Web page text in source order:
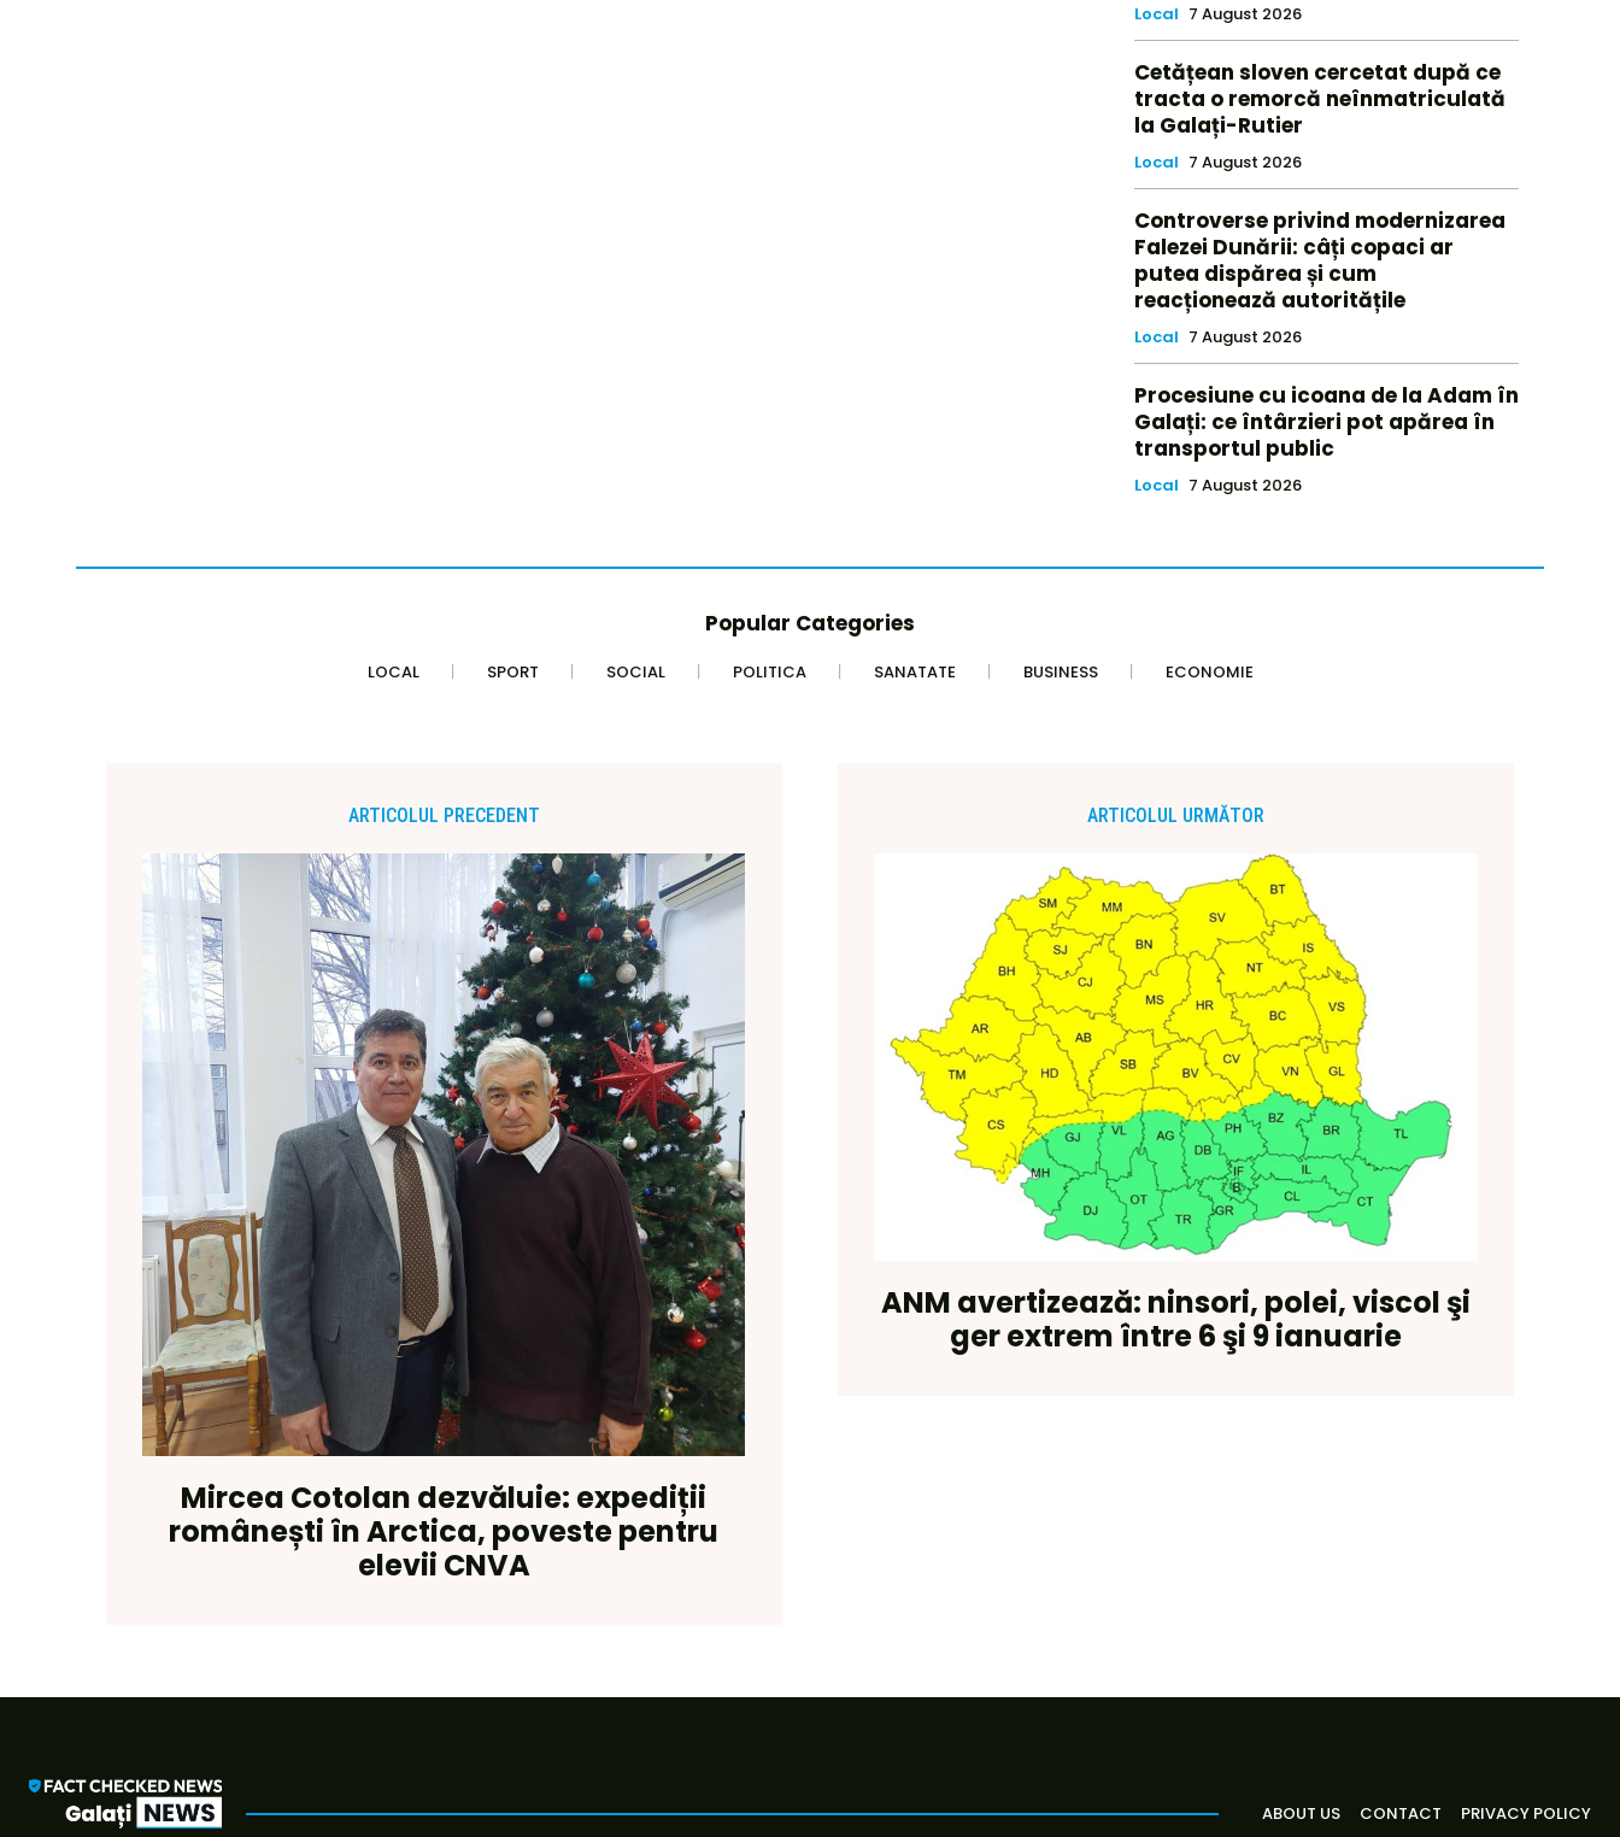
Local 7 August 2026
Cetățean sloven cercetat după ce
tracta o remorcă neînmatriculată
la Galați-Rutier
Local 7 August 2026
Controverse privind modernizarea
Falezei Dunării: câți copaci ar
putea dispărea și cum
reacționează autoritățile
Local 7 August 2026
Procesiune cu icoana de la Adam în
Galați: ce întârzieri pot apărea în
transportul public
Local 7 August 2026
Popular Categories
LOCAL SPORT SOCIAL POLITICA SANATATE BUSINESS ECONOMIE
ARTICOLUL PRECEDENT
Mircea Cotolan dezvăluie: expediții
românești în Arctica, poveste pentru
elevii CNVA
ARTICOLUL URMĂTOR
ANM avertizează: ninsori, polei, viscol şi
ger extrem între 6 şi 9 ianuarie
ABOUT US CONTACT PRIVACY POLICY